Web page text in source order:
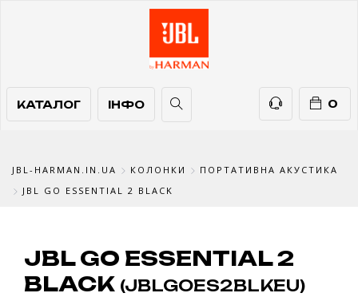
КАТАЛОГ
КАТАЛОГ ІНФО
ІНФО 0
ТЕЛЕФОНИ
JBL-HARMAN.IN.UA КОЛОНКИ
ПОРТАТИВНА АКУСТИКА
JBL GO ESSENTIAL 2 BLACK
JBL GO ESSENTIAL 2
BLACK (JBLGOES2BLKEU)